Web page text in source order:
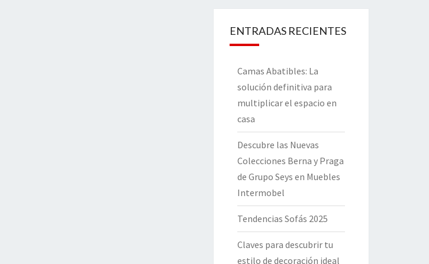
ENTRADAS RECIENTES
Camas Abatibles: La
solución definitiva para
multiplicar el espacio en
casa
Descubre las Nuevas
Colecciones Berna y Praga
de Grupo Seys en Muebles
Intermobel
Tendencias Sofás 2025
Claves para descubrir tu
estilo de decoración ideal